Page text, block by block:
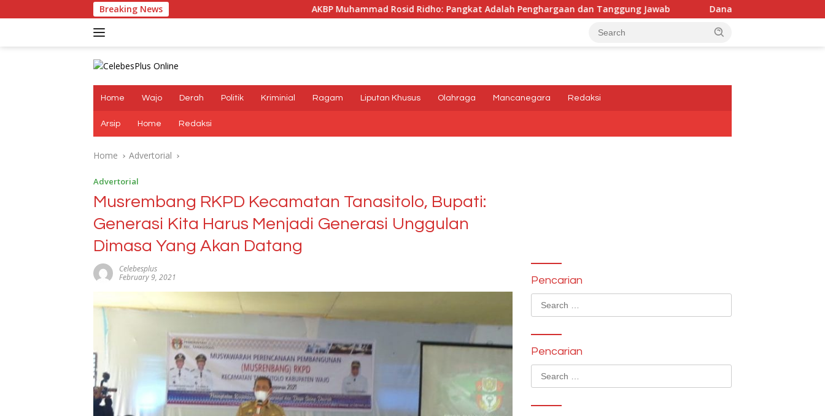
to
Breaking News AKBP Muhammad Rosid Ridho: Pangkat Adalah Penghargaan dan Tanggung Jawab Dana Media Belum Terbayarkan, Kadis
Home Wajo Derah Politik Kriminial Ragam Liputan Khusus Olahraga Mancanegara Redaksi
Arsip Home Redaksi
Home Advertorial
Advertorial
Musrembang RKPD Kecamatan Tanasitolo, Bupati:
Generasi Kita Harus Menjadi Generasi Unggulan
Dimasa Yang Akan Datang
Celebesplus
February 9, 2021
Pencarian
Search
for:
Pencarian
Search
for: